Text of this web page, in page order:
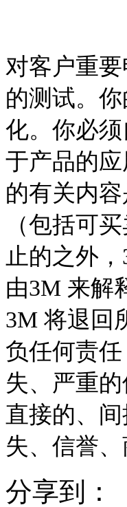
对客户重
的测试。
化。你必
于产品的
的有关内
（包括可
止的之外
由3M 来解
3M 将退回
负任何责
失、严重
直接的、
失、信誉
分享到：